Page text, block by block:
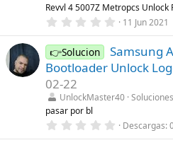
r
e
l
(
s
)
Revvl 4 5007Z Metropcs Unlock
0
0
0
e
s
e
a
(
11 Jun 2021
👉Solucion
Samsung
Bootloader Unlock
02-22
UnlockMaster40
pasar por bl
0 Descargas